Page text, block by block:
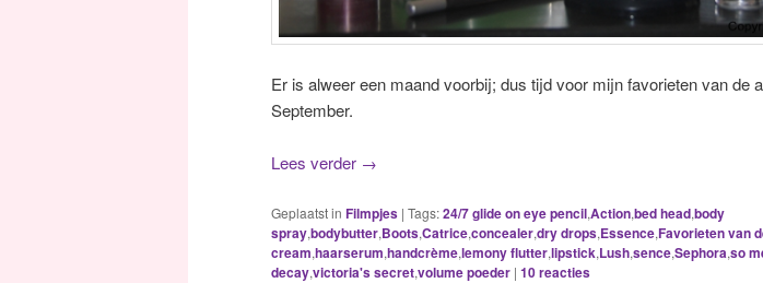
Er is alweer een maand voorbij; dus tijd voor mijn favorieten van de
September.
Lees verder →
Geplaatst in Filmpjes | Tags:24/7 glide on eye pencil,Action,bed head,body
spray,bodybutter,Boots,Catrice,concealer,dry drops,Essence,Favorieten van
cream,haarserum,handcrème,lemony flutter,lipstick,Lush,sence,Sephora,so
decay,victoria's secret,volume poeder | 10reacties